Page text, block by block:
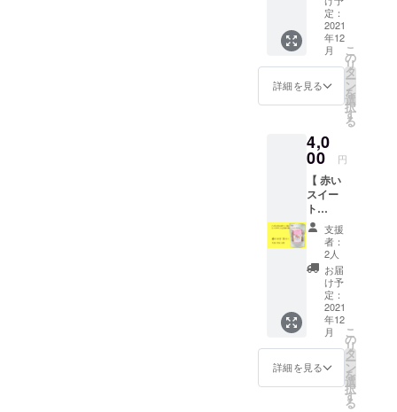
ターン
を追加
させて
いただ
きまし
た。 ・
●セット
内容 ・
感謝の
メッ
セージ
メール
にてお
届けい
たしま
す。
シュド
ライフ
ルーツ
のサン
プル】
送料・
消費税
込み 感
手紙
と、こ
だわり
のフ
レッ
シュド
ライフ
ルーツ
の サン
プル
（60g）
をお届
けいた
しま
す。 ・
お届け
予定12
定：
2021
年12
月
詳細を見る
こ
の
リ
タ
ー
ン
を
選
択
す
る
4,0
00 円
【 赤い
スイー
ト
ティ
２個 】
送料・
消費税
込み ハ
イビス
カスや
ローズ
ヒップ
がたっ
ぷり
入った
美容に
支援
者：
2人
お届
け予
定：
2021
年12
月
詳細を見る
こ
の
リ
タ
ー
ン
を
選
択
す
る